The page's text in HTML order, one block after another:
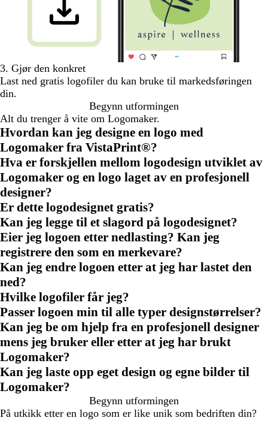
3. Gjør den konkret
Last ned gratis logofiler du kan bruke til markedsføringen
din.
Begynn utformingen
Alt du trenger å vite om Logomaker.
Hvordan kan jeg designe en logo med
Logomaker fra VistaPrint®?
Hva er forskjellen mellom logodesign utviklet av
Logomaker og en logo laget av en profesjonell
designer?
Er dette logodesignet gratis?
Kan jeg legge til et slagord på logodesignet?
Eier jeg logoen etter nedlasting? Kan jeg
registrere den som en merkevare?
Kan jeg endre logoen etter at jeg har lastet den
ned?
Hvilke logofiler får jeg?
Passer logoen min til alle typer designstørrelser?
Kan jeg be om hjelp fra en profesjonell designer
mens jeg bruker eller etter at jeg har brukt
Logomaker?
Kan jeg laste opp eget design og egne bilder til
Logomaker?
Begynn utformingen
På utkikk etter en logo som er like unik som bedriften din?